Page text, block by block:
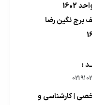
برج نگین رضا
| کارشناسی و